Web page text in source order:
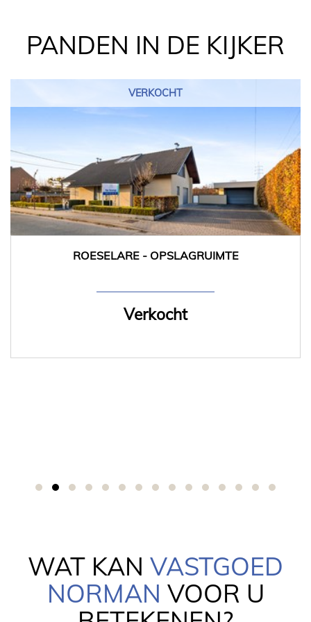
PANDEN IN DE KIJKER
VERKOCHT
ROESELARE - OPSLAGRUIMTE
Verkocht
WAT KAN VASTGOED
NORMAN VOOR U